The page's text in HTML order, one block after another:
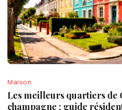
Maison
Les meilleurs quartiers de
champagne : guide